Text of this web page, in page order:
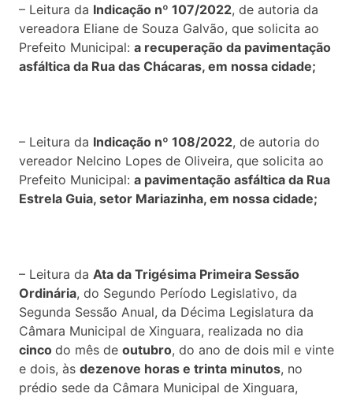
– Leitura da Indicação nº 107/2022, de autoria da
vereadora Eliane de Souza Galvão, que solicita ao
Prefeito Municipal: a recuperação da pavimentação
asfáltica da Rua das Chácaras, em nossa cidade;
– Leitura da Indicação nº 108/2022, de autoria do
vereador Nelcino Lopes de Oliveira, que solicita ao
Prefeito Municipal: a pavimentação asfáltica da Rua
Estrela Guia, setor Mariazinha, em nossa cidade;
– Leitura da Ata da Trigésima Primeira Sessão
Ordinária, do Segundo Período Legislativo, da
Segunda Sessão Anual, da Décima Legislatura da
Câmara Municipal de Xinguara, realizada no dia
cinco do mês de outubro, do ano de dois mil e vinte
e dois, às dezenove horas e trinta minutos, no
prédio sede da Câmara Municipal de Xinguara,